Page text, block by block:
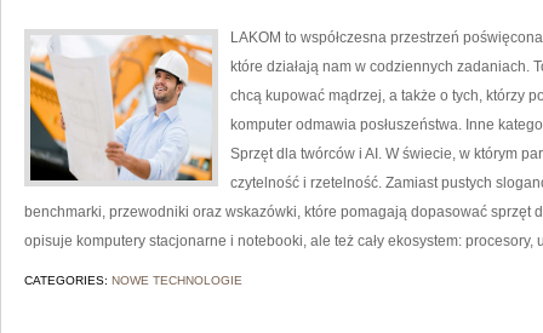
LAKOM to współczesna przestrzeń
które działają nam w codziennych zadaniach.
chcą kupować mądrzej, a także o tych, którzy
komputer odmawia posłuszeństwa. Inne
Sprzęt dla twórców i AI. W świecie, w którym
czytelność i rzetelność. Zamiast pustych
benchmarki, przewodniki oraz wskazówki, które pomagają dopasować sprzęt
opisuje komputery stacjonarne i notebooki, ale też cały ekosystem: procesory,
CATEGORIES: NOWE TECHNOLOGIE